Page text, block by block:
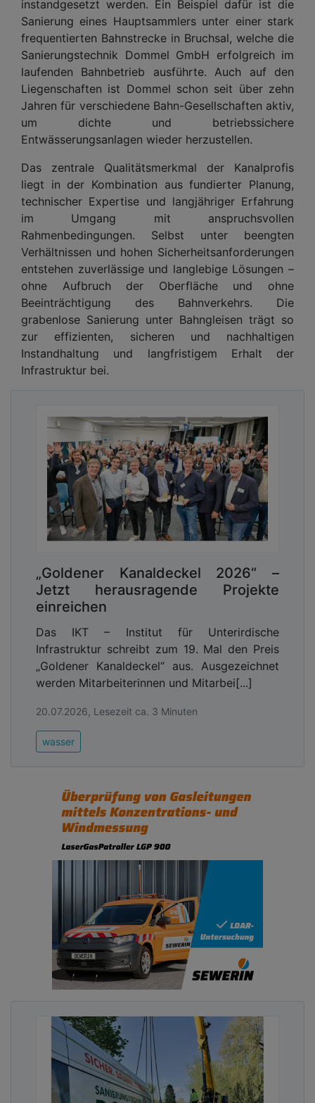
instandgesetzt werden. Ein Beispiel dafür ist die
Sanierung eines Hauptsammlers unter einer stark
frequentierten Bahnstrecke in Bruchsal, welche die
Sanierungstechnik Dommel GmbH erfolgreich im
laufenden Bahnbetrieb ausführte. Auch auf den
Liegenschaften ist Dommel schon seit über zehn
Jahren für verschiedene Bahn-Gesellschaften aktiv,
um dichte und betriebssichere
Entwässerungsanlagen wieder herzustellen.
Das zentrale Qualitätsmerkmal der Kanalprofis
liegt in der Kombination aus fundierter Planung,
technischer Expertise und langjähriger Erfahrung
im Umgang mit anspruchsvollen
Rahmenbedingungen. Selbst unter beengten
Verhältnissen und hohen Sicherheitsanforderungen
entstehen zuverlässige und langlebige Lösungen –
ohne Aufbruch der Oberfläche und ohne
Beeinträchtigung des Bahnverkehrs. Die
grabenlose Sanierung unter Bahngleisen trägt so
zur effizienten, sicheren und nachhaltigen
Instandhaltung und langfristigem Erhalt der
Infrastruktur bei.
„Goldener Kanaldeckel 2026“ –
Jetzt herausragende Projekte
einreichen
Das IKT – Institut für Unterirdische
Infrastruktur schreibt zum 19. Mal den Preis
„Goldener Kanaldeckel“ aus. Ausgezeichnet
werden Mitarbeiterinnen und Mitarbei[...]
20.07.2026, Lesezeit ca. 3 Minuten
wasser